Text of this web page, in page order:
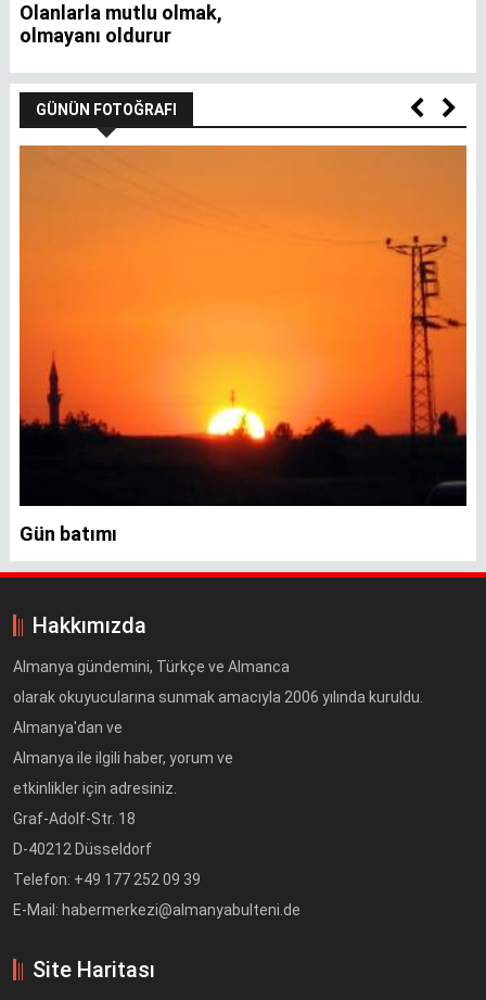
Olanlarla mutlu olmak,
olmayanı oldurur
GÜNÜN FOTOĞRAFI
Gün batımı
Hakkımızda
Almanya gündemini, Türkçe ve Almanca
olarak okuyucularına sunmak amacıyla 2006 yılında kuruldu.
Almanya'dan ve
Almanya ile ilgili haber, yorum ve
etkinlikler için adresiniz.
Graf-Adolf-Str. 18
D-40212 Düsseldorf
Telefon: +49 177 252 09 39
E-Mail: habermerkezi@almanyabulteni.de
Site Haritası